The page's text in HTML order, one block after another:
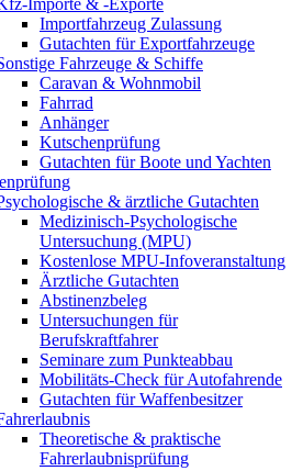
Importfahrzeug Zulassung
Gutachten für Exportfahrzeuge
Fahrzeuge & Schiffe
Caravan & Wohnmobil
Fahrrad
Anhänger
Kutschenprüfung
Gutachten für Boote und Yachten
& ärztliche Gutachten
Medizinisch-Psychologische
Untersuchung (MPU)
Kostenlose MPU-Infoveranstaltung
Ärztliche Gutachten
Abstinenzbeleg
Untersuchungen für
Berufskraftfahrer
Seminare zum Punkteabbau
Mobilitäts-Check für Autofahrende
Gutachten für Waffenbesitzer
Theoretische & praktische
Fahrerlaubnisprüfung